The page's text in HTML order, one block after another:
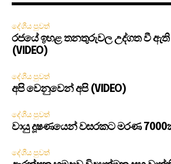
දේශීය පුවත්
රජයේ ඉහළ තනතුරුවල උද්ගත වී ඇති
(VIDEO)
දේශීය පුවත්
අපි වෙනුවෙන් අපි (VIDEO)
දේශීය පුවත්
වායු දූෂණයෙන් වසරකට මරණ 7000ක්
දේශීය පුවත්